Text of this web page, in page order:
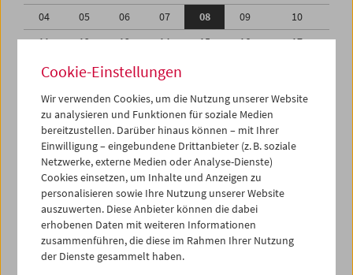
04
05 06 07 08 09
10
11
12 13 14 15 16
17
18
19 20 21
25
27 29
01
02
03 04 05 06 07
iCalender
Programmheft-PDF
English language or subtitles
< Vorherige Woche
Cookie-Einstellungen
Wir verwenden Cookies, um die Nutzung unserer Website
zu analysieren und Funktionen für soziale Medien
bereitzustellen. Darüber hinaus können – mit Ihrer
Einwilligung – eingebundene Drittanbieter (z. B. soziale
Netzwerke, externe Medien oder Analyse-Dienste)
Cookies einsetzen, um Inhalte und Anzeigen zu
personalisieren sowie Ihre Nutzung unserer Website
auszuwerten. Diese Anbieter können die dabei
erhobenen Daten mit weiteren Informationen
zusammenführen, die diese im Rahmen Ihrer Nutzung
der Dienste gesammelt haben.